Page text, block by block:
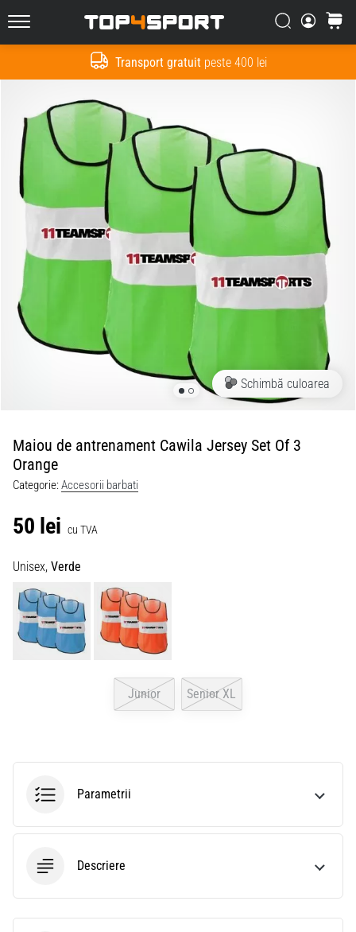
Transport gratuitpeste 400 lei
Top4Sport.ro Căutare
Cos
Schimbă culoarea
Maiou de antrenament Cawila Jersey Set Of 3
Orange
Categorie:Accesorii barbati
50 lei cu TVA
Unisex, Verde
Junior Senior XL
Parametrii
Descriere